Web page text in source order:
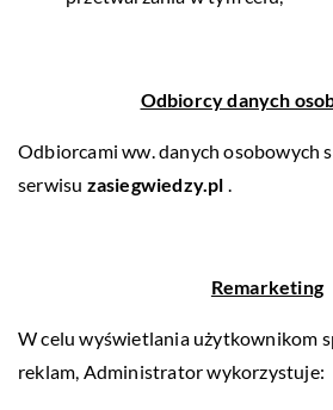
Odbiorcy danych
Odbiorcami ww. danych osobowych
serwisu zasiegwiedzy.pl .
Remarketing
W celu wyświetlania użytkownikom
reklam, Administrator wykorzystuje: